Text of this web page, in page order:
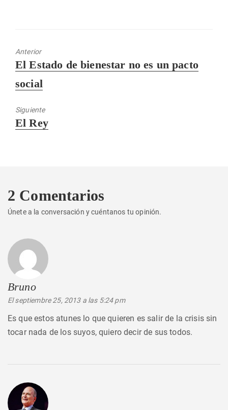
Anterior
Entrada
El Estado de bienestar no es un pacto
social
Siguiente
Entrada
El Rey
2 Comentarios
Únete a la conversación y cuéntanos tu opinión.
Brunodice:
El septiembre 25, 2013 a las 5:24 pm
Es que estos atunes lo que quieren es salir de la crisis sin
tocar nada de los suyos, quiero decir de sus todos.